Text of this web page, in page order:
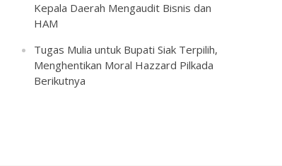
Kepala Daerah Mengaudit Bisnis dan
HAM
Tugas Mulia untuk Bupati Siak Terpilih,
Menghentikan Moral Hazzard Pilkada
Berikutnya